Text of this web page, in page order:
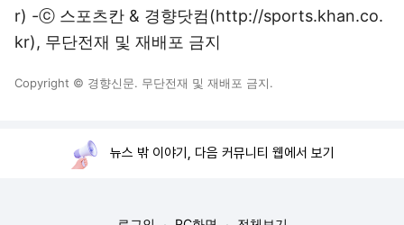
r) -ⓒ 스포츠칸 & 경향닷컴(http://sports.khan.co.
kr), 무단전재 및 재배포 금지
Copyright © 경향신문. 무단전재 및 재배포 금지.
뉴스 밖 이야기, 다음 커뮤니티 웹에서 보기